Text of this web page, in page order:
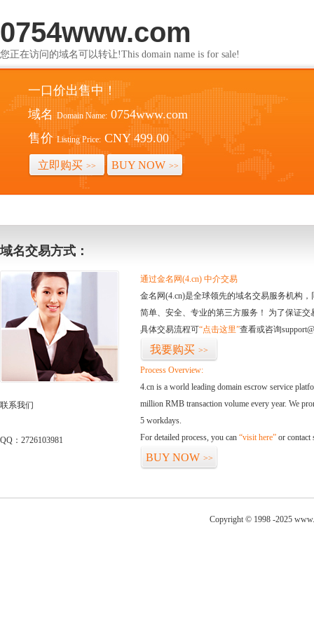
0754www.com
您正在访问的域名可以转让!This domain name is for sale!
一口价出售中！
域名 Domain Name: 0754www.com
售价 Listing Price: CNY 499.00
立即购买 >> BUY NOW >>
域名交易方式：
联系我们
QQ：2726103981
通过金名网(4.cn) 中介交易
金名网(4.cn)是全球领先的域名交易服务机构
简单、安全、专业的第三方服务！ 为了保证
具体交易流程可“点击这里”查看或咨询
我要购买 >>
Process Overview:
4.cn is a world leading domain escrow service
million RMB transaction volume every year. We
5 workdays.
For detailed process, you can “visit here” or contact
BUY NOW >>
Copyright © 1998 -2025